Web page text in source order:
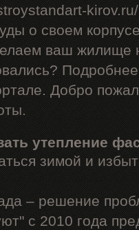
о своем
ваш жилище
Добро
утепление
зимой и
– решение
с 2010 года